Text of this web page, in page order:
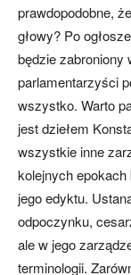
prawdopodobne,
głowy? Po
będzie zabroniony
parlamentarzyści
wszystko. Warto
jest dziełem
wszystkie inne
kolejnych
jego edyktu.
odpoczynku,
ale w jego
terminologii.